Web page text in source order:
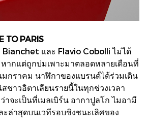
TO PARIS
และ Flavio Cobolli ไม่ได้
ากแต่ถูกบ่มเพาะมาตลอดหลายเดือนที่
กราคม นาฬิกาของแบรนด์ได้ร่วมเดิน
ชาวอิตาเลียนรายนี้ในทุกช่วงเวลา
จะเป็นที่เมลเบิร์น อากาปูลโก ไมอามี
ล่าสุดบนเวทีรอบชิงชนะเลิศของ